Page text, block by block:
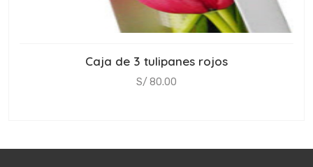
Caja de 3 tulipanes rojos
S/ 80.00